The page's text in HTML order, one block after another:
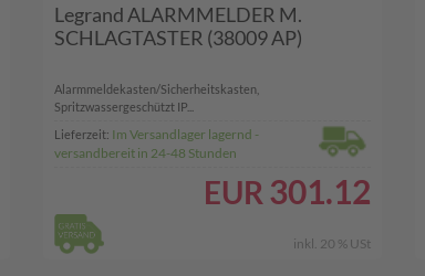
Legrand ALARMMELDER M.
SCHLAGTASTER (38009 AP)
Alarmmeldekasten/Sicherheitskasten,
Spritzwassergeschützt IP...
Lieferzeit: Im Versandlager lagernd -
versandbereit in 24-48 Stunden
EUR 301.12
inkl. 20 % USt